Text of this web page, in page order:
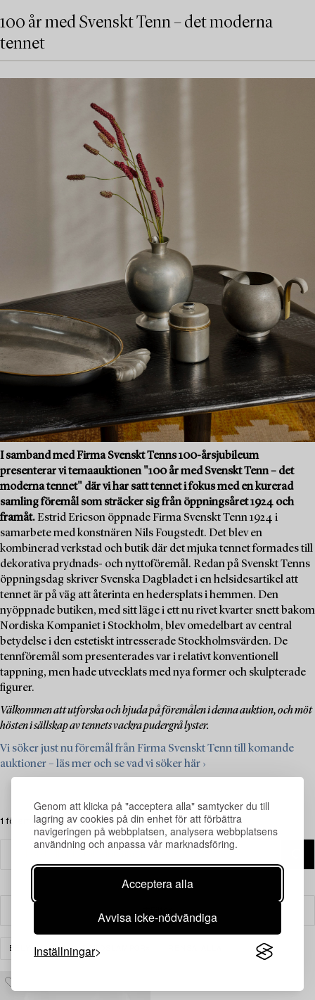
Genom att klicka på "acceptera alla" samtycker du till
lagring av cookies på din enhet för att förbättra
navigeringen på webbplatsen, analysera webbplatsens
användning och anpassa vår marknadsföring.
Acceptera alla
Avvisa icke-nödvändiga
Inställningar
100 år med Svenskt Tenn – det moderna
tennet
I samband med Firma Svenskt Tenns 100-årsjubileum
presenterar vi temaauktionen "100 år med Svenskt Tenn – det
moderna tennet" där vi har satt tennet i fokus med en kurerad
samling föremål som sträcker sig från öppningsåret 1924 och
framåt. Estrid Ericson öppnade Firma Svenskt Tenn 1924 i
samarbete med konstnären Nils Fougstedt. Det blev en
kombinerad verkstad och butik där det mjuka tennet formades till
dekorativa prydnads- och nyttoföremål. Redan på Svenskt Tenns
öppningsdag skriver Svenska Dagbladet i en helsidesartikel att
tennet är på väg att återinta en hedersplats i hemmen. Den
nyöppnade butiken, med sitt läge i ett nu rivet kvarter snett bakom
Nordiska Kompaniet i Stockholm, blev omedelbart av central
betydelse i den estetiskt intresserade Stockholmsvärden. De
tennföremål som presenterades var i relativt konventionell
tappning, men hade utvecklats med nya former och skulpterade
figurer.
Välkommen att utforska och bjuda på föremålen i denna auktion, och möt
hösten i sällskap av tennets vackra pudergrå lyster.
Vi söker just nu föremål från Firma Svenskt Tenn till komande
auktioner – läs mer och se vad vi söker här ›
1 föremål
BELYSNING BORDSLAMPOR